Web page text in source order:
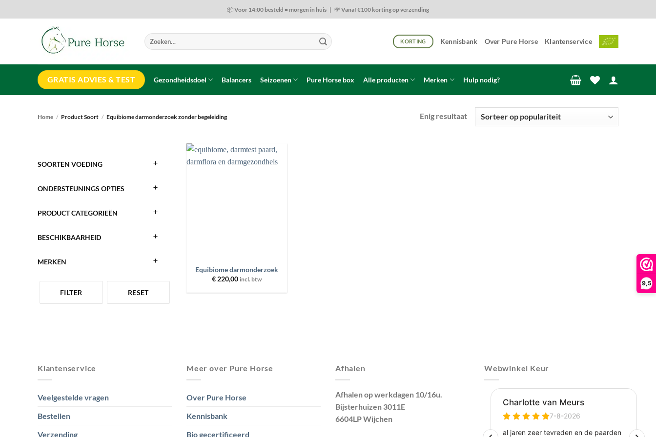
9,5
naar
📦 Voor 14:00 besteld = morgen in huis | 💸 Vanaf €100 korting op verzending
Zoeken
naar:
KORTING Kennisbank Over Pure Horse Klantenservice
GRATIS ADVIES & TEST Gezondheidsdoel Balancers Seizoenen Pure Horse box Alle producten Merken Hulp nodig?
Home / Product Soort / Equibiome darmonderzoek zonder begeleiding Enig resultaat
SOORTEN VOEDING
ONDERSTEUNINGS OPTIES
PRODUCT CATEGORIEËN
BESCHIKBAARHEID
MERKEN
FILTER RESET
Equibiome darmonderzoek
€220,00 incl. btw
Klantenservice
Veelgestelde vragen
Bestellen
Verzending
Meer over Pure Horse
Over Pure Horse
Kennisbank
Bio gecertificeerd
Afhalen
Afhalen op werkdagen 10/16u.
Bijsterhuizen 3011E
6604LP Wijchen
Webwinkel Keur